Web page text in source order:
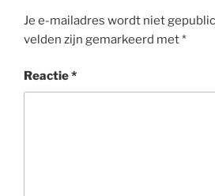
Je e-mailadres wordt niet
velden zijn gemarkeerd met*
Reactie*